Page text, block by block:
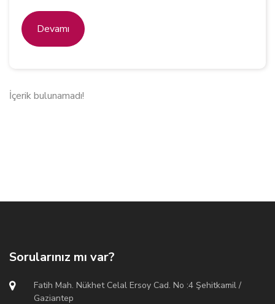
Devamı
İçerik bulunamadı!
Sorularınız mı var?
Fatih Mah. Nükhet Celal Ersoy Cad. No :4 Şehitkamil /
Gaziantep